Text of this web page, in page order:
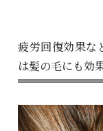
疲労回復効果な
は髪の毛にも効